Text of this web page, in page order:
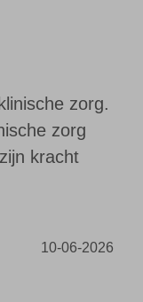
zorg.
zorg
kracht
10-06-2026